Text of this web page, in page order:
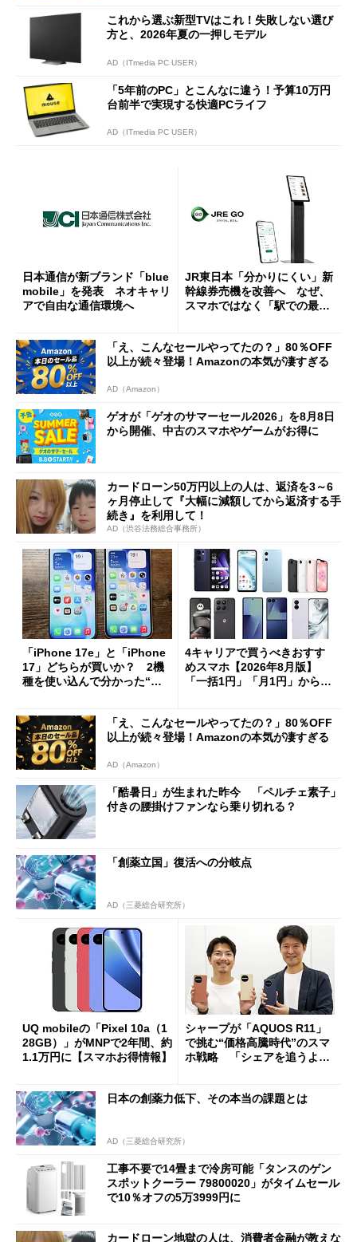
これから選ぶ新型TVはこれ！失敗しない選び
方と、2026年夏の一押しモデル
AD（ITmedia PC USER）
「5年前のPC」とこんなに違う！予算10万円
台前半で実現する快適PCライフ
AD（ITmedia PC USER）
日本通信が新ブランド「blue
mobile」を発表 ネオキャリ
アで自由な通信環境へ
JR東日本「分かりにくい」新
幹線券売機を改善へ なぜ、
スマホではなく「駅での最短
「え、こんなセールやってたの？」80％OFF
以上が続々登場！Amazonの本気が凄すぎる
AD（Amazon）
ゲオが「ゲオのサマーセール2026」を8月8日
から開催、中古のスマホやゲームがお得に
カードローン50万円以上の人は、返済を3～6
ヶ月停止して『大幅に減額してから返済する手
続き』を利用して！
AD（渋谷法務総合事務所）
「iPhone 17e」と「iPhone
17」どちらが買いか？ 2機
種を使い込んで分かった“ス
4キャリアで買うべきおすす
めスマホ【2026年8月版】
「一括1円」「月1円」からお
「え、こんなセールやってたの？」80％OFF
以上が続々登場！Amazonの本気が凄すぎる
AD（Amazon）
「酷暑日」が生まれた昨今 「ペルチェ素子」
付きの腰掛けファンなら乗り切れる？
「創薬立国」復活への分岐点
AD（三菱総合研究所）
UQ mobileの「Pixel 10a（1
28GB）」がMNPで2年間、約
1.1万円に【スマホお得情報】
シャープが「AQUOS R11」
で挑む“価格高騰時代”のスマ
ホ戦略 「シェアを追うより
日本の創薬力低下、その本当の課題とは
AD（三菱総合研究所）
工事不要で14畳まで冷房可能「タンスのゲン
スポットクーラー 79800020」がタイムセール
で10％オフの5万3999円に
カードローン地獄の人は、消費者金融が教えな